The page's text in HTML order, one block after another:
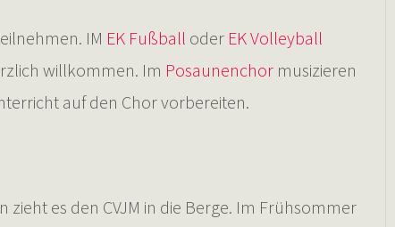
IM EK Fußball oder EK Volleyball
willkommen. Im Posaunenchor musizieren
auf den Chor vorbereiten.
es den CVJM in die Berge. Im Frühsommer